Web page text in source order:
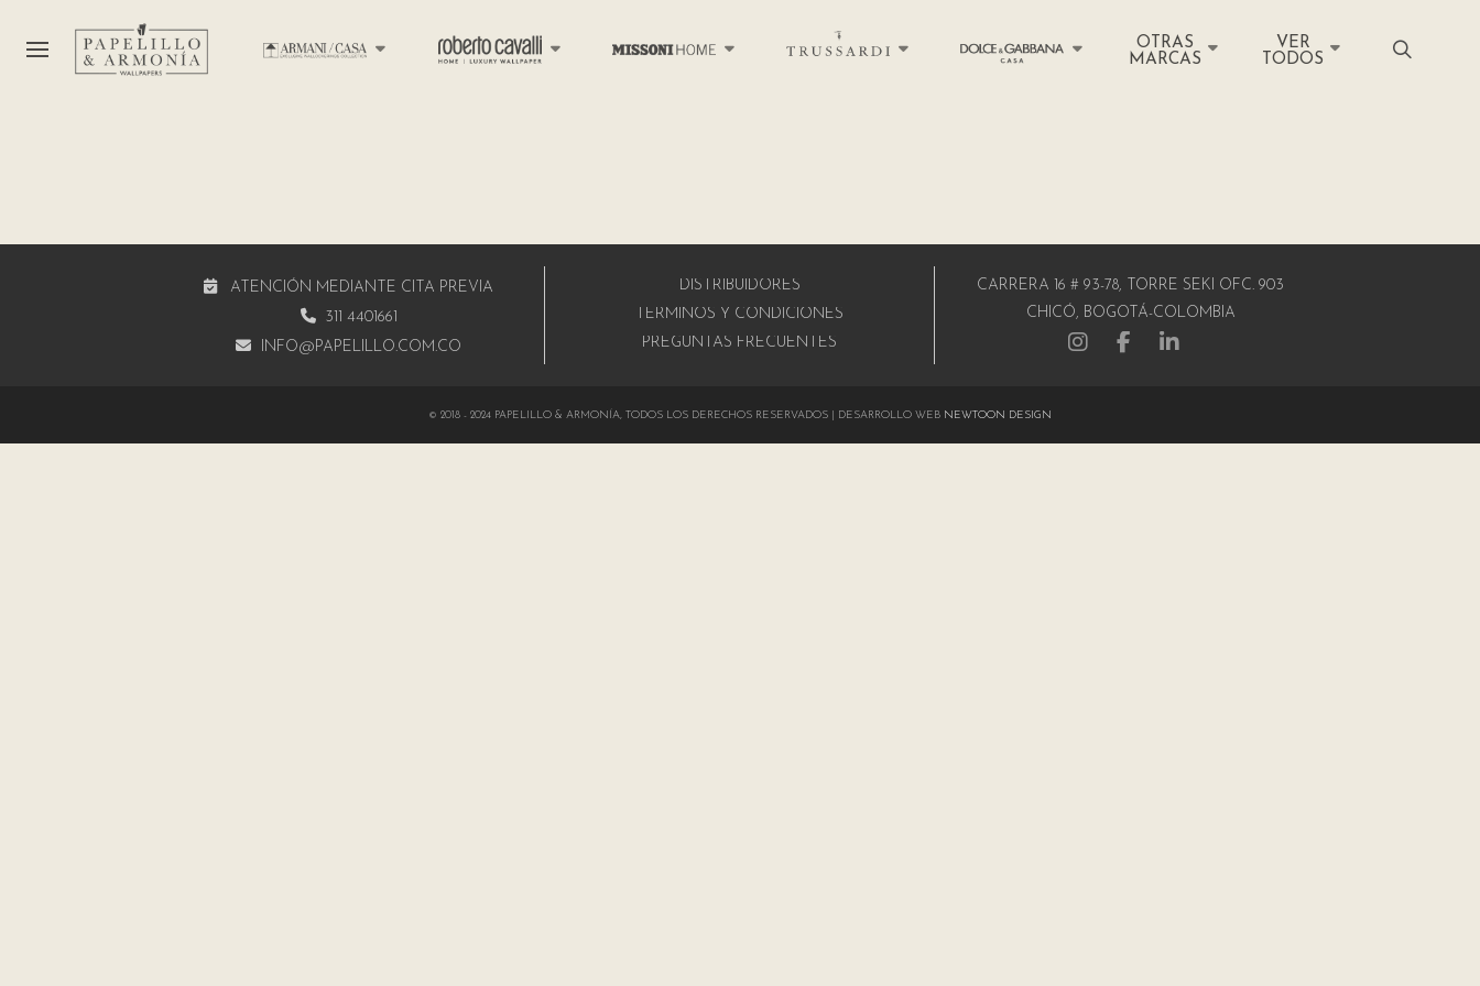
OTRAS
MARCAS
VER
TODOS
ATENCIÓN MEDIANTE CITA PREVIA
311 4401661
INFO@PAPELILLO.COM.CO
DISTRIBUIDORES
TÉRMINOS Y CONDICIONES
PREGUNTAS FRECUENTES
CARRERA 16 # 93-78, TORRE SEKI OFC. 903
CHICÓ, BOGOTÁ-COLOMBIA
© 2018 - 2024 PAPELILLO & ARMONÍA, TODOS LOS DERECHOS RESERVADOS | DESARROLLO WEB NEWTOON DESIGN